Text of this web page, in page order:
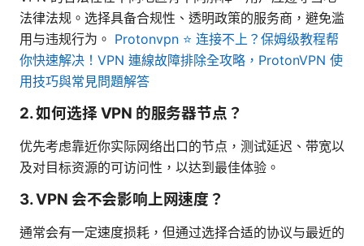
法律法规。选择具备合规性、透明政策的服务商，避免滥
用与违规行为。 Protonvpn ⭐ 连接不上？保姆级教程帮
你快速解决！VPN 連線故障排除全攻略，ProtonVPN 使
用技巧與常見問題解答
2. 如何选择 VPN 的服务器节点？
优先考虑靠近你实际网络出口的节点，测试延迟、带宽以
及对目标资源的可访问性，以达到最佳体验。
3. VPN 会不会影响上网速度？
通常会有一定速度损耗，但通过选择合适的协议与最近的